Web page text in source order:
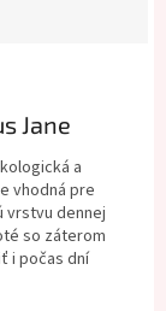
Jane
a
vhodná pre
vrstvu dennej
so záterom
i počas dní